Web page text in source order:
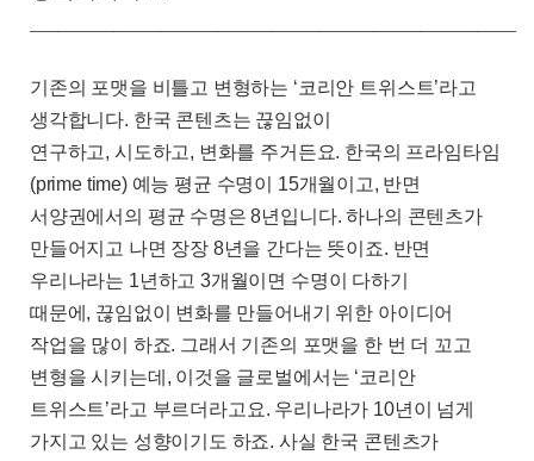
기존의 포맷을 비틀고 변형하는 ‘코리안 트위스트’라고
생각합니다. 한국 콘텐츠는 끊임없이
연구하고, 시도하고, 변화를 주거든요. 한국의 프라임타임
(prime time) 예능 평균 수명이 15개월이고, 반면
서양권에서의 평균 수명은8년입니다.하나의 콘텐츠가
만들어지고 나면 장장 8년을 간다는 뜻이죠. 반면
우리나라는 1년하고3개월이면 수명이 다하기
때문에 , 끊임없이 변화를 만들어내기 위한 아이디어
작업을 많이 하죠. 그래서 기존의 포맷을 한 번 더 꼬고
변형을 시키는데 , 이것을 글로벌에서는 ‘코리안
트위스트’라고 부르더라고요. 우리나라가 10년이 넘게
가지고 있는 성향이기도 하죠. 사실 한국 콘텐츠가